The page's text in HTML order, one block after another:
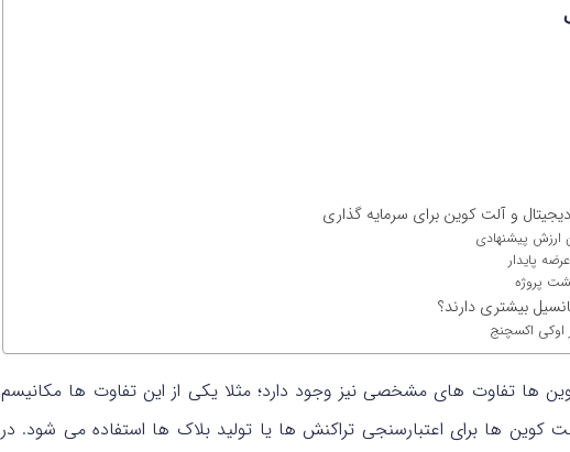
و آلت کوین برای سرمایه گذاری
بیشتری دارند؟
اوکی اکسچنج
ها تفاوت های مشخصی نیز وجود دارد؛ مثلا یکی از این تفاوت ها مکانیسم
کوین ها برای اعتبارسنجی تراکنش ها یا تولید بلاک ها استفاده می شود. در